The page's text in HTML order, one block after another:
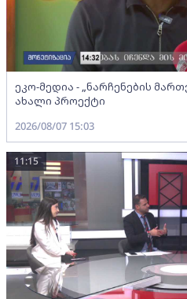
ეკო-მედია - „ნარჩენების
ახალი პროექტი
2026/08/07 15:03
11:15